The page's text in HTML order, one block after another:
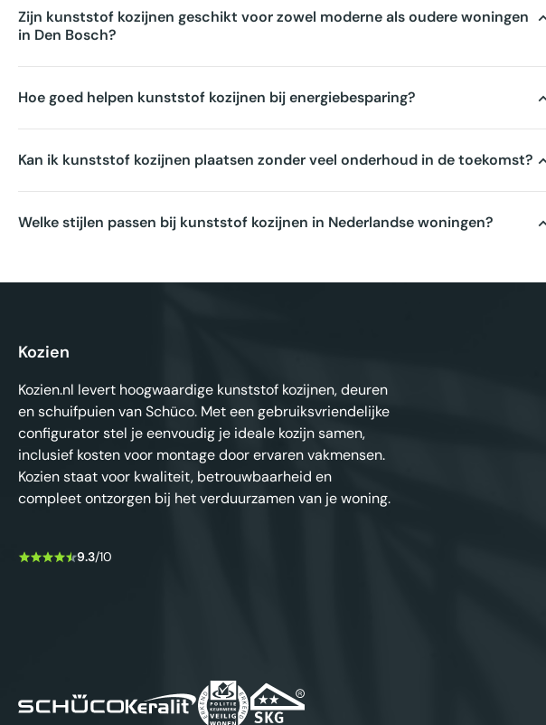
Zijn kunststof kozijnen geschikt voor zowel moderne als oudere woningen
in Den Bosch?
Hoe goed helpen kunststof kozijnen bij energiebesparing?
Kan ik kunststof kozijnen plaatsen zonder veel onderhoud in de toekomst?
Welke stijlen passen bij kunststof kozijnen in Nederlandse woningen?
Kozien
Kozien.nl levert hoogwaardige kunststof kozijnen, deuren
en schuifpuien van Schüco. Met een gebruiksvriendelijke
configurator stel je eenvoudig je ideale kozijn samen,
inclusief kosten voor montage door ervaren vakmensen.
Kozien staat voor kwaliteit, betrouwbaarheid en
compleet ontzorgen bij het verduurzamen van je woning.
9.3/10